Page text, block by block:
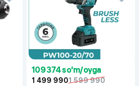
109 374 so'm/oyga
1 499 9901 599 990